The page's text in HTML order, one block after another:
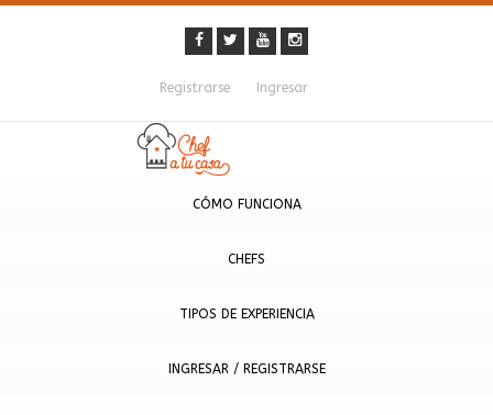
Registrarse Ingresar
CÓMO FUNCIONA
CHEFS
TIPOS DE EXPERIENCIA
INGRESAR / REGISTRARSE